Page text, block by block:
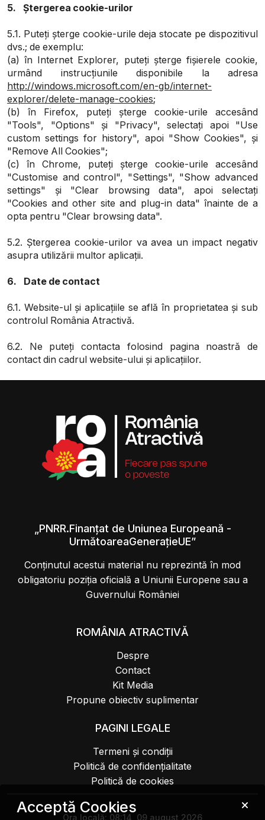
5. Ștergerea cookie-urilor
5.1. Puteți șterge cookie-urile deja stocate pe dispozitivul
dvs.; de exemplu:
(a) în Internet Explorer, puteți șterge fișierele cookie,
urmând instrucțiunile disponibile la adresa
http://windows.microsoft.com/en-gb/internet-
explorer/delete-manage-cookies;
(b) în Firefox, puteți șterge cookie-urile accesând
"Tools", "Options" și "Privacy", selectați apoi "Use
custom settings for history", apoi "Show Cookies", și
"Remove All Cookies";
(c) în Chrome, puteți șterge cookie-urile accesând
"Customise and control", "Settings", "Show advanced
settings" și "Clear browsing data", apoi selectați
"Cookies and other site and plug-in data" înainte de a
opta pentru "Clear browsing data".
5.2. Ștergerea cookie-urilor va avea un impact negativ
asupra utilizării multor aplicații.
6. Date de contact
6.1. Website-ul și aplicațiile se află în proprietatea și sub
controlul România Atractivă.
6.2. Ne puteți contacta folosind pagina noastră de
contact din cadrul website-ului și aplicațiilor.
„PNRR.Finanțat de Uniunea Europeană -
UrmătoareaGenerațieUE”
Conținutul acestui material nu reprezintă în mod
obligatoriu poziția oficială a Uniunii Europene sau a
Guvernului României
ROMÂNIA ATRACTIVĂ
Despre
Contact
Kit Media
Propune obiectiv suplimentar
PAGINI LEGALE
Termeni și condiții
Politică de confidențialitate
Politică de cookies
Ora locală: 08:14, 09 august 2026
Acceptă Cookies